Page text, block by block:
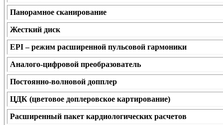
Панорамное сканирование
Жесткий диск
EPI – режим расширенной пульсовой гармоники
Аналого-цифровой преобразователь
Постоянно-волновой допплер
ЦДК (цветовое доплеровское картирование)
Расширенный пакет кардиологических расчетов